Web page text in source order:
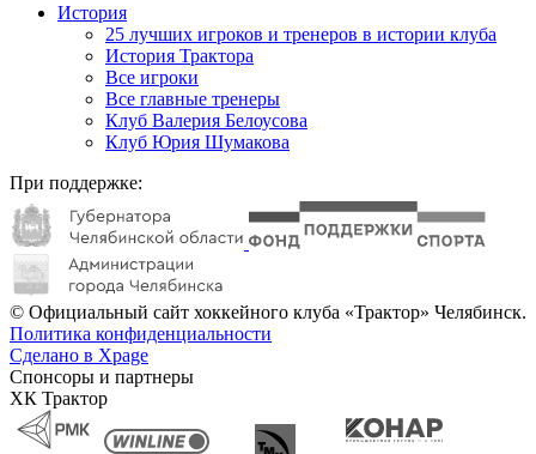
История
25 лучших игроков и тренеров в истории клуба
История Трактора
Все игроки
Все главные тренеры
Клуб Валерия Белоусова
Клуб Юрия Шумакова
При поддержке:
© Официальный сайт хоккейного клуба «Трактор» Челябинск.
Политика конфиденциальности
Сделано в Xpage
Спонсоры и партнеры
ХК Трактор